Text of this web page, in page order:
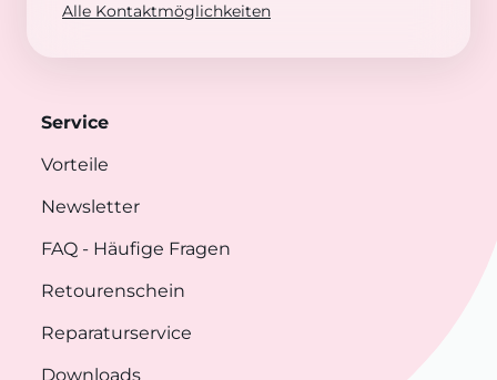
Alle Kontaktmöglichkeiten
Service
Vorteile
Newsletter
FAQ - Häufige Fragen
Retourenschein
Reparaturservice
Downloads